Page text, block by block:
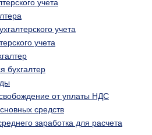
учета
учета
учета
бухгалтер
от уплаты НДС
средств
заработка для расчета